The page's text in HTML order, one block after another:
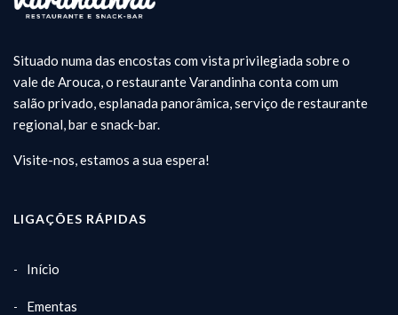
Situado numa das encostas com vista privilegiada sobre o
vale de Arouca, o restaurante Varandinha conta com um
salão privado, esplanada panorâmica, serviço de restaurante
regional, bar e snack-bar.
Visite-nos, estamos a sua espera!
LIGAÇÕES RÁPIDAS
Início
Ementas